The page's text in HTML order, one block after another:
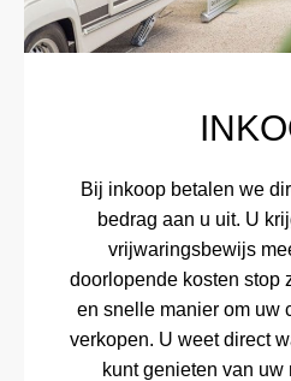
Bij inkoop betalen we
bedrag aan u uit. U
vrijwaringsbewijs
doorlopende kosten stop
en snelle manier om uw
verkopen. U weet direct
kunt genieten van